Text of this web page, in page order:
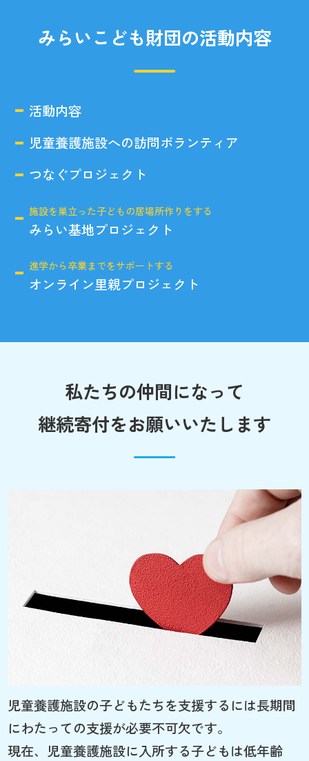
みらいこども財団の活動内容
活動内容
児童養護施設への訪問ボランティア
つなぐプロジェクト
施設を巣立った子どもの居場所作りをする
みらい基地プロジェクト
進学から卒業までをサポートする
オンライン里親プロジェクト
私たちの仲間になって
継続寄付をお願いいたします
児童養護施設の子どもたちを支援するには長期間
にわたっての支援が必要不可欠です。
現在、児童養護施設に入所する子どもは低年齢